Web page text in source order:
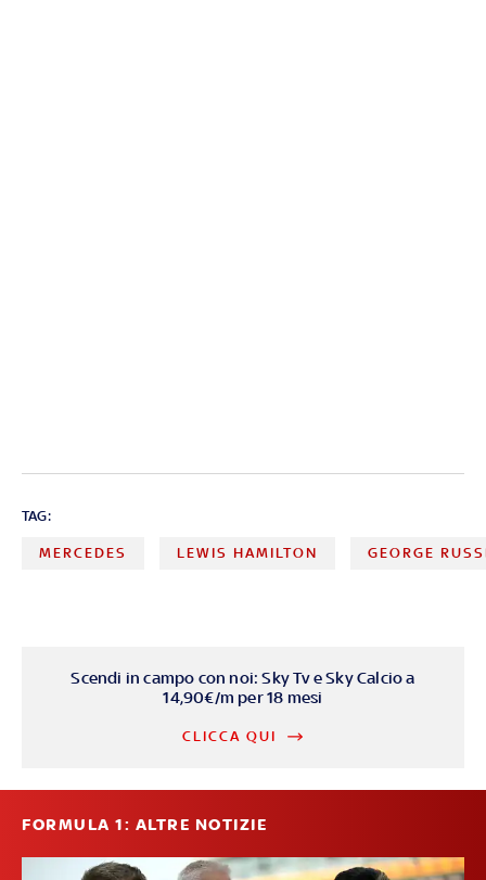
TAG:
MERCEDES LEWIS HAMILTON GEORGE
Scendi in campo con noi: Sky Tv e Sky Calcio a
14,90€/m per 18 mesi
CLICCA QUI
FORMULA 1: ALTRE NOTIZIE